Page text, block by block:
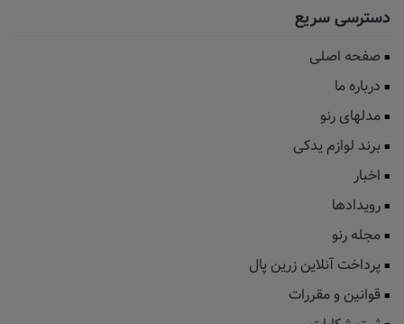
دسترسی سریع
صفحه اصلی
درباره ما
مدلهای رنو
برند لوازم یدکی
اخبار
رویدادها
مجله رنو
پرداخت آنلاین زرین پال
قوانین و مقررات